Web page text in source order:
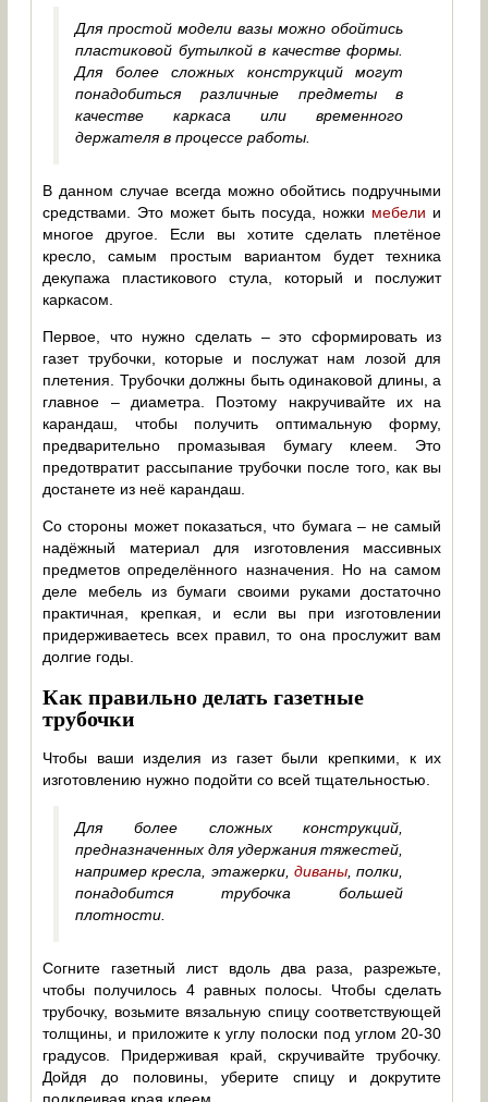
Для простой модели вазы можно обойтись
пластиковой бутылкой в качестве формы.
Для более сложных конструкций могут
понадобиться различные предметы в
качестве каркаса или временного
держателя в процессе работы.
В данном случае всегда можно обойтись подручными
средствами. Это может быть посуда, ножки мебели и
многое другое. Если вы хотите сделать плетёное
кресло, самым простым вариантом будет техника
декупажа пластикового стула, который и послужит
каркасом.
Первое, что нужно сделать – это сформировать из
газет трубочки, которые и послужат нам лозой для
плетения. Трубочки должны быть одинаковой длины, а
главное – диаметра. Поэтому накручивайте их на
карандаш, чтобы получить оптимальную форму,
предварительно промазывая бумагу клеем. Это
предотвратит рассыпание трубочки после того, как вы
достанете из неё карандаш.
Со стороны может показаться, что бумага – не самый
надёжный материал для изготовления массивных
предметов определённого назначения. Но на самом
деле мебель из бумаги своими руками достаточно
практичная, крепкая, и если вы при изготовлении
придерживаетесь всех правил, то она прослужит вам
долгие годы.
Как правильно делать газетные
трубочки
Чтобы ваши изделия из газет были крепкими, к их
изготовлению нужно подойти со всей тщательностью.
Для более сложных конструкций,
предназначенных для удержания тяжестей,
например кресла, этажерки,диваны, полки,
понадобится трубочка большей
плотности.
Согните газетный лист вдоль два раза, разрежьте,
чтобы получилось 4 равных полосы. Чтобы сделать
трубочку, возьмите вязальную спицу соответствующей
толщины, и приложите к углу полоски под углом 20-30
градусов. Придерживая край, скручивайте трубочку.
Дойдя до половины, уберите спицу и докрутите